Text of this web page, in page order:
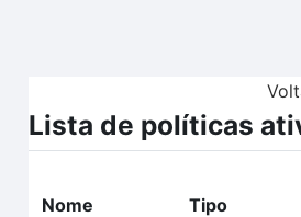
Lista de políticas
Nome Tipo